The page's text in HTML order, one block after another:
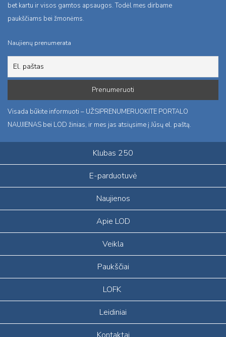
bet kartu ir visos gamtos apsaugos. Todėl mes dirbame
paukščiams bei žmonėms.
Naujienų prenumerata
Visada būkite informuoti – UŽSIPRENUMERUOKITE PORTALO
NAUJIENAS bei LOD žinias, ir mes jas atsiųsime į Jūsų el. paštą.
Klubas 250
E-parduotuvė
Naujienos
Apie LOD
Veikla
Paukščiai
LOFK
Leidiniai